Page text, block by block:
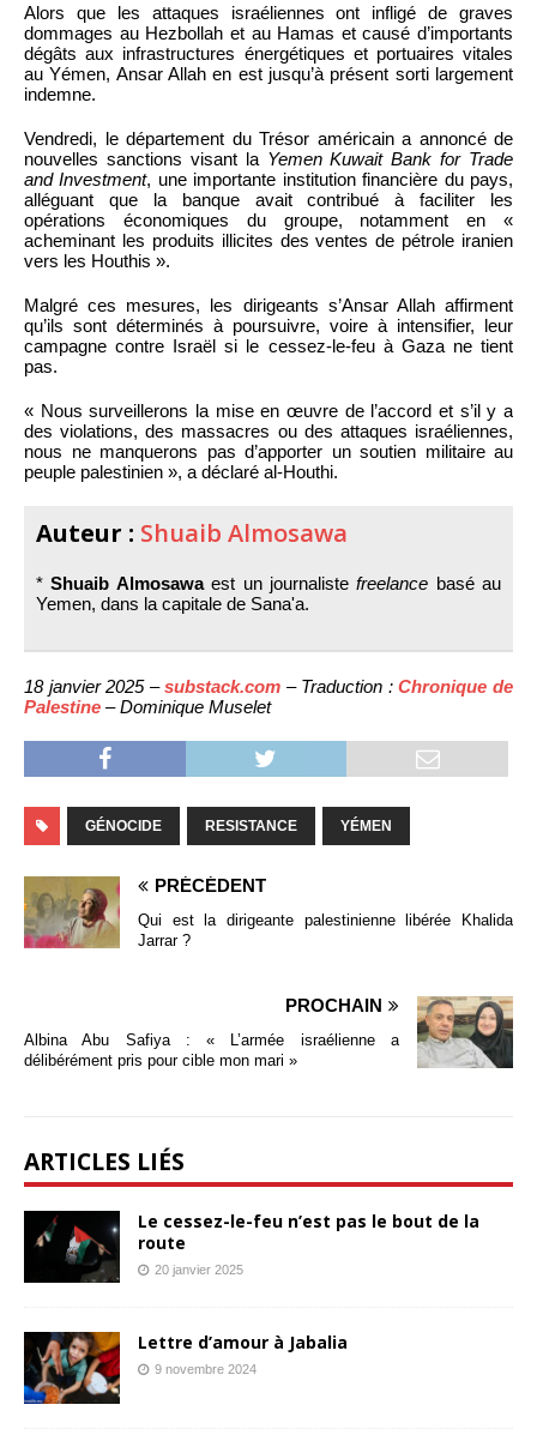
Alors que les attaques israéliennes ont infligé de graves
dommages au Hezbollah et au Hamas et causé d’importants
dégâts aux infrastructures énergétiques et portuaires vitales
au Yémen, Ansar Allah en est jusqu’à présent sorti largement
indemne.
Vendredi, le département du Trésor américain a annoncé de
nouvelles sanctions visant la Yemen Kuwait Bank for Trade
and Investment, une importante institution financière du pays,
alléguant que la banque avait contribué à faciliter les
opérations économiques du groupe, notamment en «
acheminant les produits illicites des ventes de pétrole iranien
vers les Houthis ».
Malgré ces mesures, les dirigeants s’Ansar Allah affirment
qu’ils sont déterminés à poursuivre, voire à intensifier, leur
campagne contre Israël si le cessez-le-feu à Gaza ne tient
pas.
« Nous surveillerons la mise en œuvre de l’accord et s’il y a
des violations, des massacres ou des attaques israéliennes,
nous ne manquerons pas d’apporter un soutien militaire au
peuple palestinien », a déclaré al-Houthi.
Auteur : Shuaib Almosawa
*Shuaib Almosawaest un journalistefreelance basé au
Yemen, dans la capitale de Sana'a.
18 janvier 2025 –substack.com – Traduction :Chronique de
Palestine – Dominique Muselet
GÉNOCIDE RESISTANCE YÉMEN
PRÉCÉDENT
Qui est la dirigeante palestinienne libérée Khalida
Jarrar ?
PROCHAIN
Albina Abu Safiya : « L’armée israélienne a
délibérément pris pour cible mon mari »
ARTICLES LIÉS
Le cessez-le-feu n’est pas le bout de la
route
20 janvier 2025
Lettre d’amour à Jabalia
9 novembre 2024